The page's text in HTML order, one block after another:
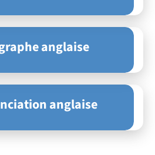
anglaise
anglaise